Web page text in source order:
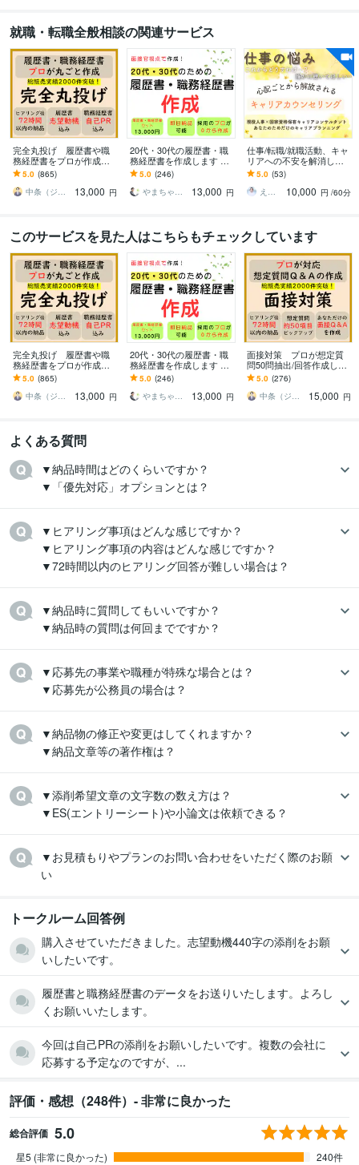
職相談全般 ▼様々な業種、職種の対応が可能
転職 就活 面接 履歴書 職務経歴書 志望動機 自己PR
面接対策
相談
仕事
学歴
県内大学院 2022年3月 ~ 2024年2月
語学力
英語 日常会話レベル
就職・転職全般相談の関連サービス
完全丸投げ 履歴書や職
務経歴書をプロが作成し
ます ゼロから作成代行/ポ
イント解説付 総販売実
績2000件突破
5.0 (865)
中条（ジョインキャリアオフィス）
13,000 円
20代・30代の履歴書・職
務経歴書を作成します AI
には作れない"見せ方"で｜
元面接官が構成から作成
5.0 (246)
やまちゃ〜転職・就職支援〜
13,000 円
仕事/転職/就職活動、キャ
リアへの不安を解消しま
す 転職エージェントは教
えない！～あなただけの
キャリア支援～
5.0 (53)
えみ＊キャリアカウンセラー＊
10,000 円 /60分
このサービスを見た人はこちらもチェックしています
完全丸投げ 履歴書や職
務経歴書をプロが作成し
ます ゼロから作成代行/ポ
イント解説付 総販売実
績2000件突破
5.0 (865)
中条（ジョインキャリアオフィス）
13,000 円
20代・30代の履歴書・職
務経歴書を作成します AI
には作れない"見せ方"で｜
元面接官が構成から作成
5.0 (246)
やまちゃ〜転職・就職支援〜
13,000 円
面接対策 プロが想定質
問50問抽出/回答作成しま
す 回答ポイント解説/アド
バイス付 総販売実績200
0件突破
5.0 (276)
中条（ジョインキャリアオフィス）
15,000 円
よくある質問
▼納品時間はどのくらいですか？
▼「優先対応」オプションとは？
▼ヒアリング事項はどんな感じですか？
▼ヒアリング事項の内容はどんな感じですか？
▼納品時に質問してもいいですか？
▼納品時の質問は何回までですか？
▼応募先の事業や職種が特殊な場合とは？
▼応募先が公務員の場合は？
▼納品物の修正や変更はしてくれますか？
▼納品文章等の著作権は？
▼添削希望文章の文字数の数え方は？
▼ES(エントリーシート)や小論文は依頼できる？
▼お見積もりやプランのお問い合わせをいただく際のお願
トークルーム回答例
購入させていただきました。志望動機440字の添削をお願
いしたいです。
履歴書と職務経歴書のデータをお送りいたします。よろし
くお願いいたします。
今回は自己PRの添削をお願いしたいです。複数の会社に
応募する予定なのですが、...
評価・感想（248件）- 非常に良かった
総合評価 5.0
星5 (非常に良かった)
240件